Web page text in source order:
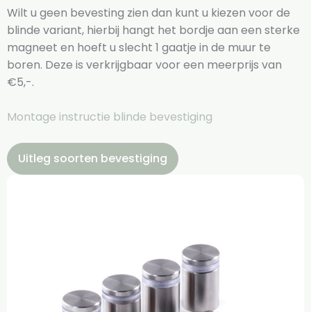
Wilt u geen bevesting zien dan kunt u kiezen voor de
blinde variant, hierbij hangt het bordje aan een sterke
magneet en hoeft u slecht 1 gaatje in de muur te
boren. Deze is verkrijgbaar voor een meerprijs van
€5,-.
Montage instructie blinde bevestiging
Uitleg soorten bevestiging